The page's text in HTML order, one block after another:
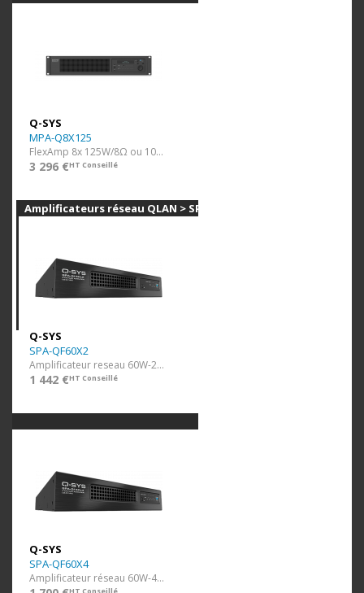
Q-SYS
MPA-Q8X125
FlexAmp 8x 125W/8Ω ou 100V Q-Lan, Analog, PoE, GPIO
3 296 €HT Conseillé
Amplificateurs réseau QLAN > SPA-Q
Q-SYS
SPA-QF60X2
Amplificateur reseau 60W-2ch/8Ω ou 120W-1ch/100V
1 442 €HT Conseillé
Q-SYS
SPA-QF60X4
Amplificateur réseau 60W-4ch/8Ω ou 120W-2ch/100V
HT Conseillé